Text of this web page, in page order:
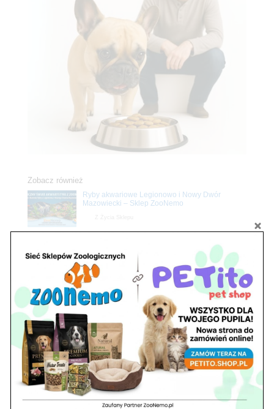
Zobacz również
Ryby akwariowe Legionowo i Nowy Dwór
Mazowiecki – Sklep ZooNemo
Z Życia Sklepu
rośliny akwariowe w ZooNemo – Legionowo i
Nowy Dwór Mazowiecki
Promocje
Upały wracają! Zadbaj o komfort swojego pupila
z matami chłodzącymi ZooNemo
Z Życia Sklepu
Petito Pet Shop – Internetowy Sklep Zoologiczny
Online! Wszystko Dla Twojego Pupila | ZooNemo
Znajdź nas